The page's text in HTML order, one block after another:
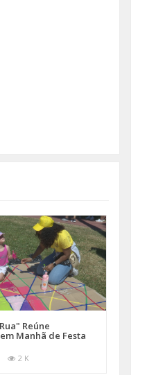
Reúne
Manhã de Festa
2 K